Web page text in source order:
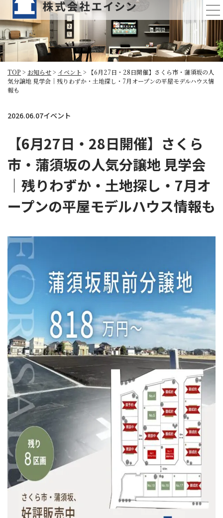
お知らせ
TOP > お知らせ> イベント >
【6月27日・28日開催】さくら市・蒲須坂の人
気分譲地 見学会｜残りわずか・土地探し・7月オープンの平屋モデルハウス情
報も
2026.06.07イベント
【6月27日・28日開催】さくら
市・蒲須坂の人気分譲地 見学会
｜残りわずか・土地探し・7月オ
ープンの平屋モデルハウス情報も